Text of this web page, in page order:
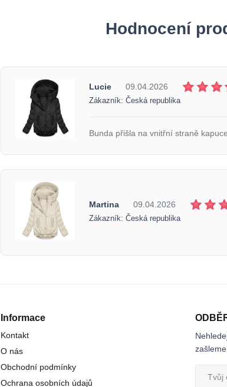
Hodnocení
Lucie 09.04.2026
Zákazník: Česká republika
Bunda přišla na vnitřní straně
Martina 09.04.2026
Zákazník: Česká republika
Informace
Kontakt
O nás
Obchodní podmínky
Ochrana osobních údajů
zašleme.